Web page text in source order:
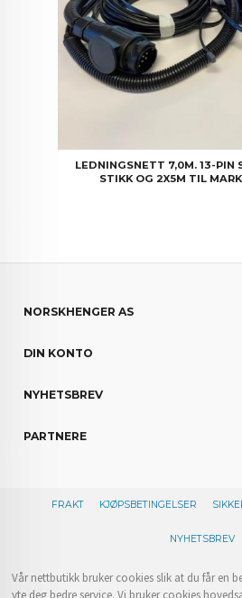
LEDNINGSNETT 7,0M. 13-PIN
STIKK OG 2X5M TIL
NORSKHENGER AS
DIN KONTO
NYHETSBREV
PARTNERE
FRAKT KJØPSBETINGELSER
NYHETSBREV
Vår nettbutikk bruker cookies slik at du får en
yte deg bedre service. Vi bruker cookies